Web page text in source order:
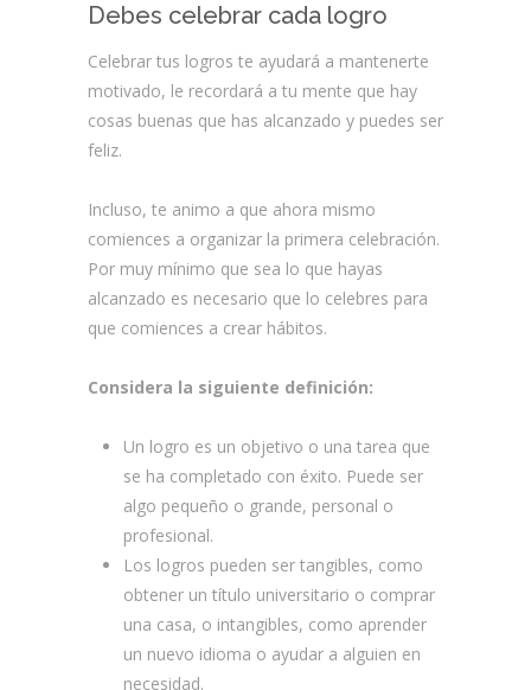
Debes celebrar cada logro
Celebrar tus logros te ayudará a mantenerte
motivado, le recordará a tu mente que hay
cosas buenas que has alcanzado y puedes ser
feliz.
Incluso, te animo a que ahora mismo
comiences a organizar la primera celebración.
Por muy mínimo que sea lo que hayas
alcanzado es necesario que lo celebres para
que comiences a crear hábitos.
Considera la siguiente definición:
Un logro es un objetivo o una tarea que
se ha completado con éxito. Puede ser
algo pequeño o grande, personal o
profesional.
Los logros pueden ser tangibles, como
obtener un título universitario o comprar
una casa, o intangibles, como aprender
un nuevo idioma o ayudar a alguien en
necesidad.